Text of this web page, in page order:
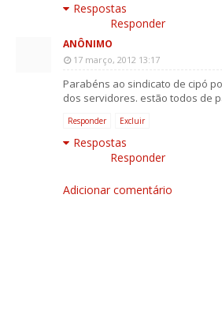
Respostas
Responder
ANÔNIMO
17 março, 2012 13:17
Parabéns ao sindicato de cipó
dos servidores. estão todos de
Responder Excluir
Respostas
Responder
Adicionar comentário